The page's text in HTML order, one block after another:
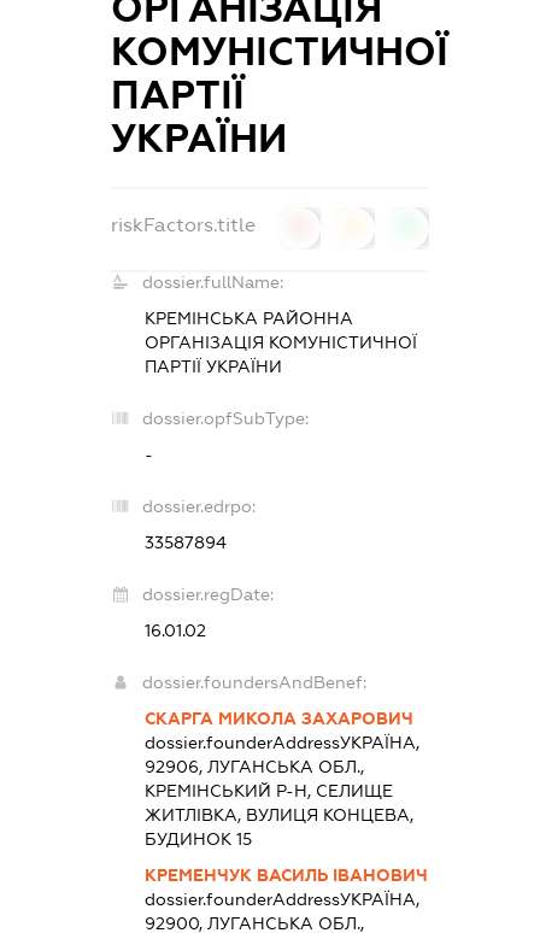
ОРГАНІЗАЦІЯ
КОМУНІСТИЧНОЇ
ПАРТІЇ
УКРАЇНИ
riskFactors.title
dossier.fullName:
КРЕМІНСЬКА РАЙОННА
ОРГАНІЗАЦІЯ КОМУНІСТИЧНОЇ
ПАРТІЇ УКРАЇНИ
dossier.opfSubType:
-
dossier.edrpo:
33587894
dossier.regDate:
16.01.02
dossier.foundersAndBenef:
СКАРГА МИКОЛА ЗАХАРОВИЧ
dossier.founderAddressУКРАЇНА,
92906, ЛУГАНСЬКА ОБЛ.,
КРЕМІНСЬКИЙ Р-Н, СЕЛИЩЕ
ЖИТЛІВКА, ВУЛИЦЯ КОНЦЕВА,
БУДИНОК 15
КРЕМЕНЧУК ВАСИЛЬ ІВАНОВИЧ
dossier.founderAddressУКРАЇНА,
92900, ЛУГАНСЬКА ОБЛ.,